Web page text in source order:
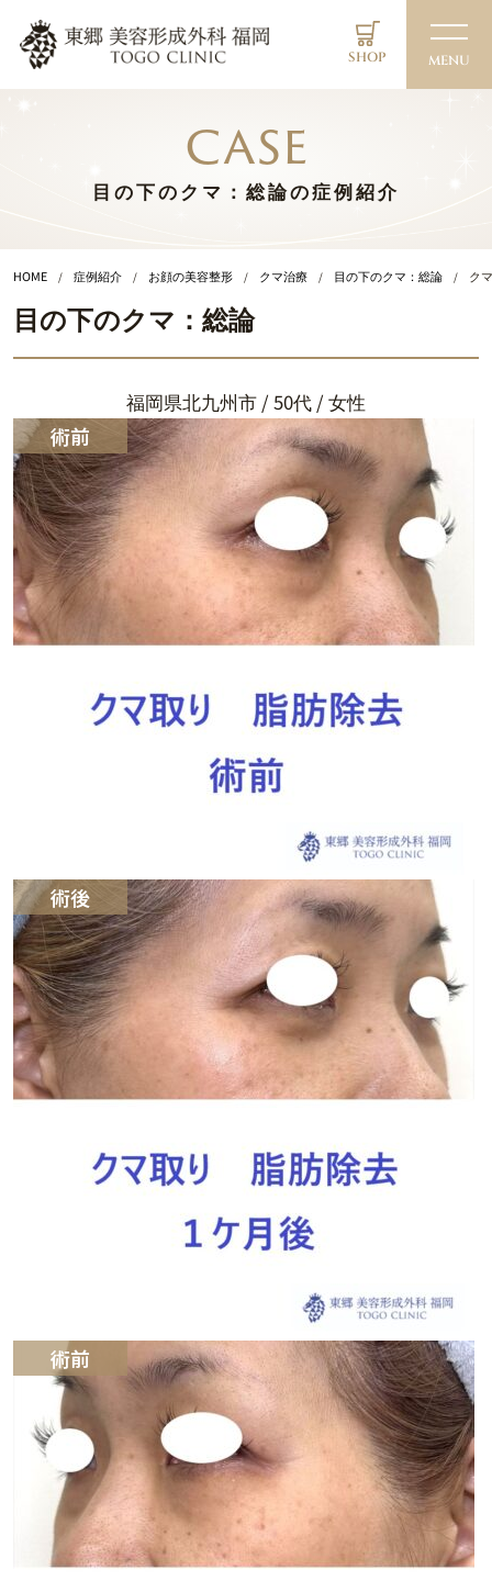
SHOP MENU
case
目の下のクマ：総論の症例紹介
HOME 症例紹介 お顔の美容整形 クマ治療 目の下のクマ：総論 ク
目の下のクマ：総論
福岡県北九州市 / 50代 / 女性